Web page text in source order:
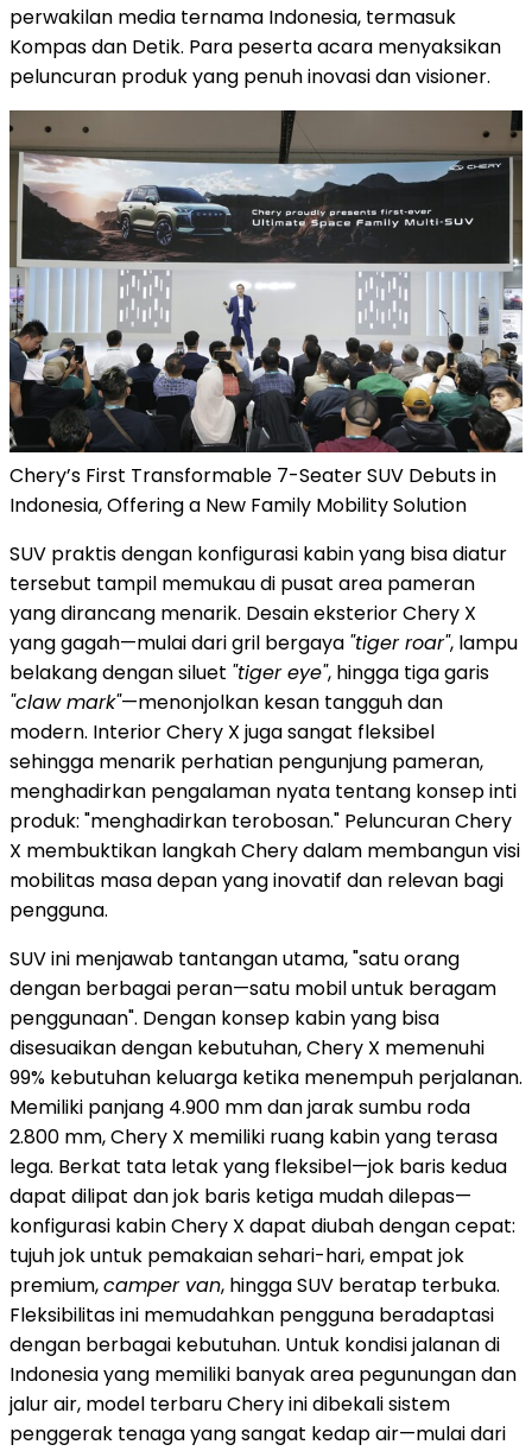
perwakilan media ternama Indonesia, termasuk
Kompas dan Detik. Para peserta acara menyaksikan
peluncuran produk yang penuh inovasi dan visioner.
Chery’s First Transformable 7-Seater SUV Debuts in
Indonesia, Offering a New Family Mobility Solution
SUV praktis dengan konfigurasi kabin yang bisa diatur
tersebut tampil memukau di pusat area pameran
yang dirancang menarik. Desain eksterior Chery X
yang gagah—mulai dari gril bergaya "tiger roar", lampu
belakang dengan siluet "tiger eye", hingga tiga garis
"claw mark"—menonjolkan kesan tangguh dan
modern. Interior Chery X juga sangat fleksibel
sehingga menarik perhatian pengunjung pameran,
menghadirkan pengalaman nyata tentang konsep inti
produk: "menghadirkan terobosan." Peluncuran Chery
X membuktikan langkah Chery dalam membangun visi
mobilitas masa depan yang inovatif dan relevan bagi
pengguna.
SUV ini menjawab tantangan utama, "satu orang
dengan berbagai peran—satu mobil untuk beragam
penggunaan". Dengan konsep kabin yang bisa
disesuaikan dengan kebutuhan, Chery X memenuhi
99% kebutuhan keluarga ketika menempuh perjalanan.
Memiliki panjang 4.900 mm dan jarak sumbu roda
2.800 mm, Chery X memiliki ruang kabin yang terasa
lega. Berkat tata letak yang fleksibel—jok baris kedua
dapat dilipat dan jok baris ketiga mudah dilepas—
konfigurasi kabin Chery X dapat diubah dengan cepat:
tujuh jok untuk pemakaian sehari-hari, empat jok
premium,camper van, hingga SUV beratap terbuka.
Fleksibilitas ini memudahkan pengguna beradaptasi
dengan berbagai kebutuhan. Untuk kondisi jalanan di
Indonesiayang memiliki banyak area pegunungan dan
jalur air, model terbaru Chery ini dibekali sistem
penggerak tenaga yang sangat kedap air—mulai dari